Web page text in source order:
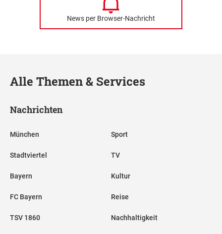
News per Browser-Nachricht
Alle Themen & Services
Nachrichten
München
Stadtviertel
Bayern
FC Bayern
TSV 1860
Sport
TV
Kultur
Reise
Nachhaltigkeit